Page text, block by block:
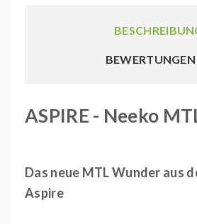
BEWERTUNGEN
ASPIRE - Neeko
Das neue MTL Wunder aus
Aspire